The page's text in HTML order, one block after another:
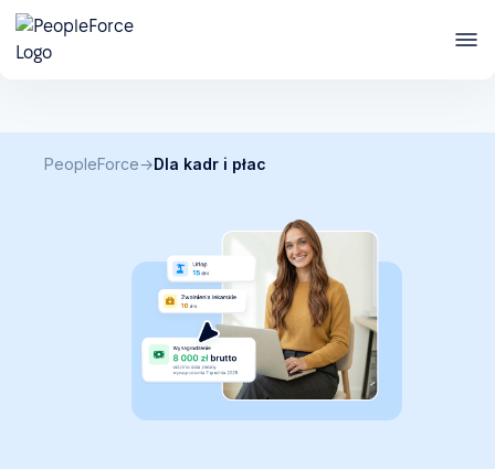
Co zrobić z kontraktorami, zanim zrobi to PIP